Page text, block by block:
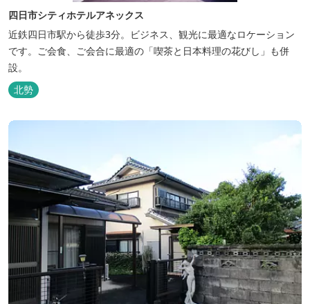
四日市シティホテルアネックス
近鉄四日市駅から徒歩3分。ビジネス、観光に最適なロケーション
です。ご会食、ご会合に最適の「喫茶と日本料理の花びし」も併
設。
北勢